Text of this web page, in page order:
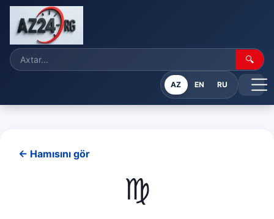
🔍
AZ EN RU
← Hamısını gör
♍